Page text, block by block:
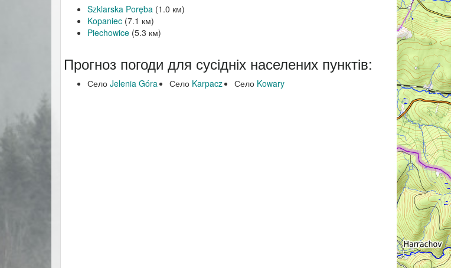
Szklarska Poręba (1.0 км)
Kopaniec (7.1 км)
Piechowice (5.3 км)
Прогноз погоди для сусідніх населених пунктів:
Село Jelenia Góra Село Karpacz Село Kowary